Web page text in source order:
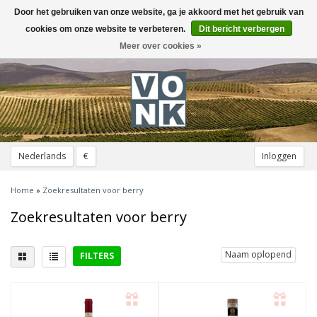
Nederlands € Inloggen
Toggle
navigation
Home » Zoekresultaten voor berry
Zoekresultaten voor berry
FILTERS Naam oplopend
Door het gebruiken van onze website, ga je akkoord met het gebruik van
cookies om onze website te verbeteren.
Dit bericht verbergen
Meer over cookies »